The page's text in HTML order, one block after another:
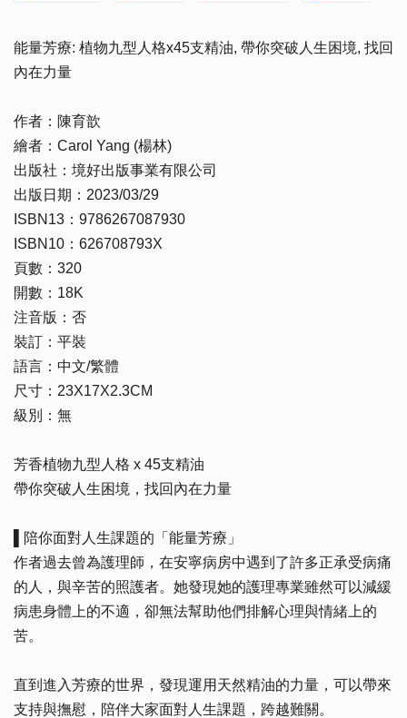
能量芳療: 植物九型人格x45支精油, 帶你突破人生困境, 找回
內在力量
作者：陳育歆
繪者：Carol Yang (楊林)
出版社：境好出版事業有限公司
出版日期：2023/03/29
ISBN13：9786267087930
ISBN10：626708793X
頁數：320
開數：18K
注音版：否
裝訂：平裝
語言：中文/繁體
尺寸：23X17X2.3CM
級別：無
芳香植物九型人格 x 45支精油
帶你突破人生困境，找回內在力量
▌陪你面對人生課題的「能量芳療」
作者過去曾為護理師，在安寧病房中遇到了許多正承受病痛
的人，與辛苦的照護者。她發現她的護理專業雖然可以減緩
病患身體上的不適，卻無法幫助他們排解心理與情緒上的
苦。
直到進入芳療的世界，發現運用天然精油的力量，可以帶來
支持與撫慰，陪伴大家面對人生課題，跨越難關。